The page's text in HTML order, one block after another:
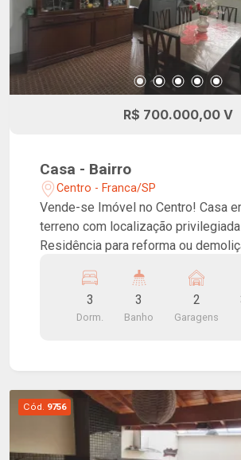
R$ 700.000,00 V
Casa - Bairro
Centro - Franca/SP
Vende-se Imóvel no Centro! Casa em amplo
terreno com localização privilegiada
Residência para reforma ou
potencial de valorização!
3
Dorm.
3
Banho
2
Garagens
Cód. 9756